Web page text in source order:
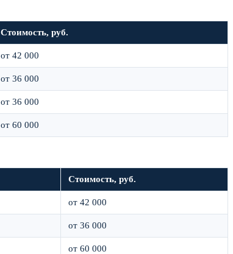
Стоимость, руб.
от 42 000
от 36 000
от 36 000
от 60 000
Стоимость, руб.
от 42 000
от 36 000
от 60 000